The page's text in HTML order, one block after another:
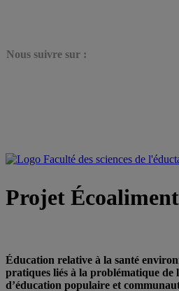
Nous suivre sur :
Projet
Éducation relative à la santé
pratiques liés à la problématique de
d’éducation populaire et